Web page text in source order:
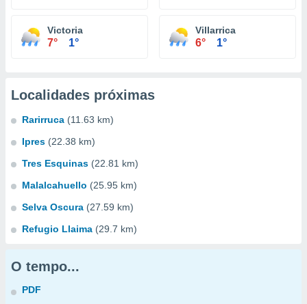
Victoria
7° 1°
Villarrica
6° 1°
Localidades próximas
Rarirruca (11.63 km)
Ipres (22.38 km)
Tres Esquinas (22.81 km)
Malalcahuello (25.95 km)
Selva Oscura (27.59 km)
Refugio Llaima (29.7 km)
O tempo...
PDF